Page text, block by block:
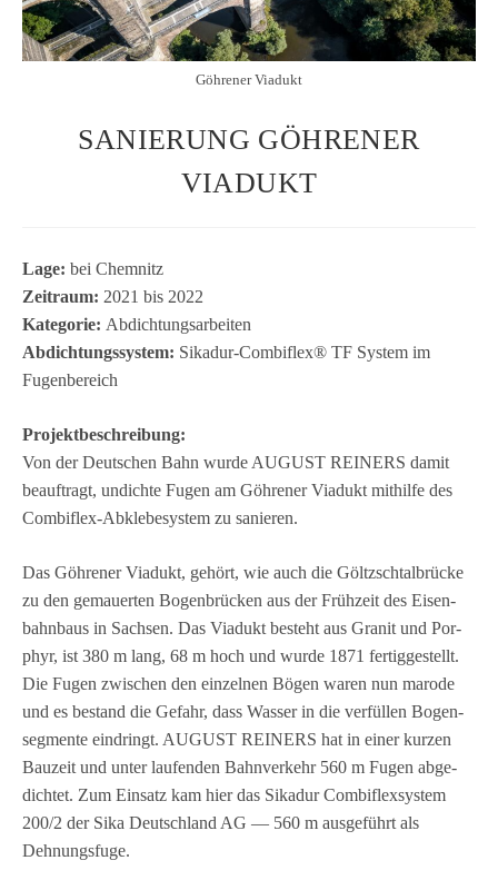
Göhrener Viadukt
SANIERUNG GÖHRENER
VIADUKT
Lage: bei Chem­nitz
Zeit­raum: 2021 bis 2022
Kate­go­rie: Abdich­tungs­ar­bei­ten
Abdich­tungs­sys­tem: Sika­dur-Com­bi­flex® TF Sys­tem im
Fugenbereich
Pro­jekt­be­schrei­bung:
Von der Deut­schen Bahn wurde AUGUST REINERS damit
beauf­tragt, undichte Fugen am Göh­re­ner Via­dukt mit­hilfe des
Com­bi­flex-Abkle­be­sys­tem zu sanieren.
Das Göh­re­ner Via­dukt, gehört, wie auch die Göltzsch­tal­brü­cke
zu den gemau­er­ten Bogen­brü­cken aus der Früh­zeit des Eisen­
bahn­baus in Sach­sen. Das Via­dukt besteht aus Gra­nit und Por­
phyr, ist 380 m lang, 68 m hoch und wurde 1871 fer­tig­ge­stellt.
Die Fugen zwi­schen den ein­zel­nen Bögen waren nun marode
und es bestand die Gefahr, dass Was­ser in die ver­fül­len Bogen­
seg­mente ein­dringt. AUGUST REINERS hat in einer kur­zen
Bau­zeit und unter lau­fen­den Bahn­ver­kehr 560 m Fugen abge­
dich­tet. Zum Ein­satz kam hier das Sika­dur Com­bi­flex­sys­tem
200/2 der Sika Deutsch­land AG — 560 m aus­ge­führt als
Dehnungsfuge.